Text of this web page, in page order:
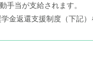
手当が支給されます。
学金返還支援制度（下記）